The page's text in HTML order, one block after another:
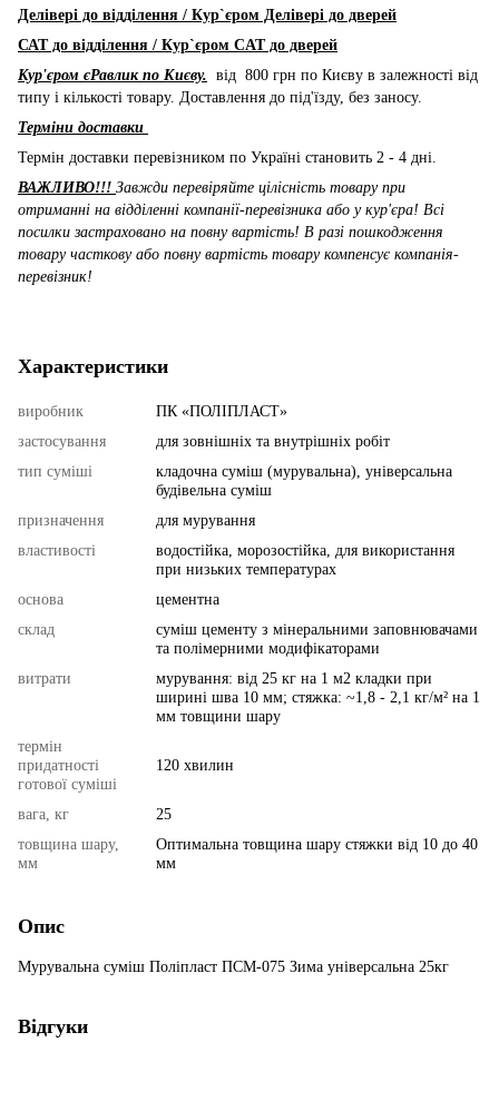
Делівері до відділення / Кур`єром Делівері до дверей
САТ до відділення / Кур`єром CAT до дверей
Кур'єром єРавлик по Києву. від 800 грн по Києву в залежності від
типу і кількості товару. Доставлення до під'їзду, без заносу.
Терміни доставки
Термін доставки перевізником по Україні становить 2 - 4 дні.
ВАЖЛИВО!!! Завжди перевіряйте цілісність товару при
отриманні на відділенні компанії-перевізника або у кур'єра! Всі
посилки застраховано на повну вартість! В разі пошкодження
товару часткову або повну вартість товару компенсує компанія-
перевізник!
Характеристики
виробник
ПК «ПОЛІПЛАСТ»
застосування
для зовнішніх та внутрішніх робіт
тип суміші
кладочна суміш (мурувальна), універсальна
будівельна суміш
призначення
для мурування
властивості
водостійка, морозостійка, для використання
при низьких температурах
основа
цементна
склад
суміш цементу з мінеральними заповнювачами
та полімерними модифікаторами
витрати
мурування: від 25 кг на 1 м2 кладки при
ширині шва 10 мм; стяжка: ~1,8 - 2,1 кг/м² на 1
мм товщини шару
термін
придатності
готової суміші
120 хвилин
вага, кг
25
товщина шару,
мм
Оптимальна товщина шару стяжки від 10 до 40
мм
Опис
Мурувальна суміш Поліпласт ПСМ-075 Зима універсальна 25кг
Відгуки